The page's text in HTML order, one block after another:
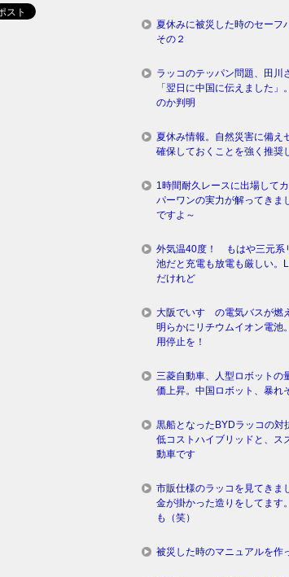
夏休みに被災した時のセーフ
その２
ラッコのテッパン問題、田川
「翌日に中国に伝えました」
のか判明
夏休み情報。自然災害に備え
確保しておくことを強く推奨
1時間耐久レースに出場して
パーワンの実力が解ってきま
ですよ～
外気温40度！ もはや三元系
池だと充電も放電も厳しい。
だけれど
大阪でいすゞの電気バスが燃
明らかにリチウムイオン電池
用停止を！
三菱自動車、人型ロボットの
価上昇。中国ロボット、暴れ
黒船となったBYDラッコの対
低コストハイブリッドと、ス
動車です
市販仕様のラッコを見てきま
金が掛かった造りをしてます
も（笑）
被災した時のマニュアルを作